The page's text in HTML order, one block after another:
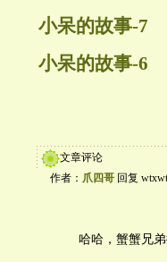
小呆的故事-7
小呆的故事-6
文章评论
作者： 爪四哥 回复
哈哈，蟹蟹兄